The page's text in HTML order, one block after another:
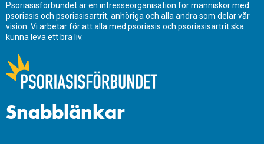
Psoriasisförbundet är en intresseorganisation för människor med
psoriasis och psoriasisartrit, anhöriga och alla andra som delar vår
vision. Vi arbetar för att alla med psoriasis och psoriasisartrit ska
kunna leva ett bra liv.
Snabblänkar